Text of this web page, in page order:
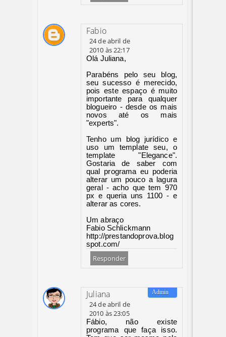
Fabio
24 de abril de
2010 às 22:17
Olá Juliana,
Parabéns pelo seu blog,
seu sucesso é merecido,
pois este espaço é muito
importante para qualquer
blogueiro - desde os mais
novos até os mais
"experts".
Tenho um blog jurídico e
uso um template seu, o
template "Elegance".
Gostaria de saber com
qual programa eu poderia
alterar um pouco a lagura
geral - acho que tem 970
px e queria uns 1100 - e
alterar as cores.
Um abraço
Fabio Schlickmann
http://prestandoprova.blog
spot.com/
Responder
Juliana
24 de abril de
2010 às 23:05
Fábio, não existe
programa que faça isso.